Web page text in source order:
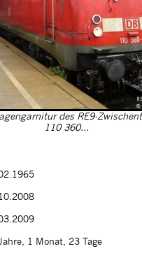
des RE9-
110 360...
1 Monat, 23 Tage